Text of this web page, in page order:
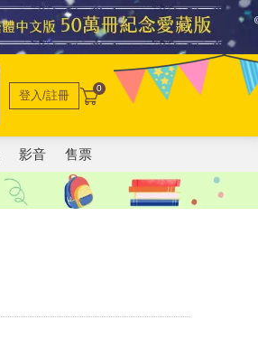
登入/註冊 0
影音 售票